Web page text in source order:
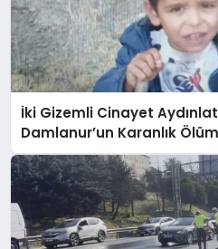
İki Gizemli Cinayet
Damlanur’un Karanlık